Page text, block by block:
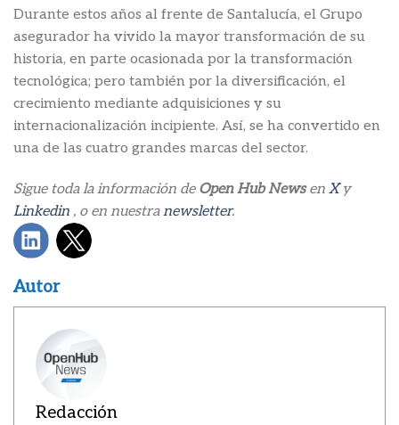
Durante estos años al frente de Santalucía, el Grupo
asegurador ha vivido la mayor transformación de su
historia, en parte ocasionada por la transformación
tecnológica; pero también por la diversificación, el
crecimiento mediante adquisiciones y su
internacionalización incipiente. Así, se ha convertido en
una de las cuatro grandes marcas del sector.
Sigue toda la información de Open Hub Newsen Xy
Linkedin , o en nuestranewsletter.
Autor
Redacción